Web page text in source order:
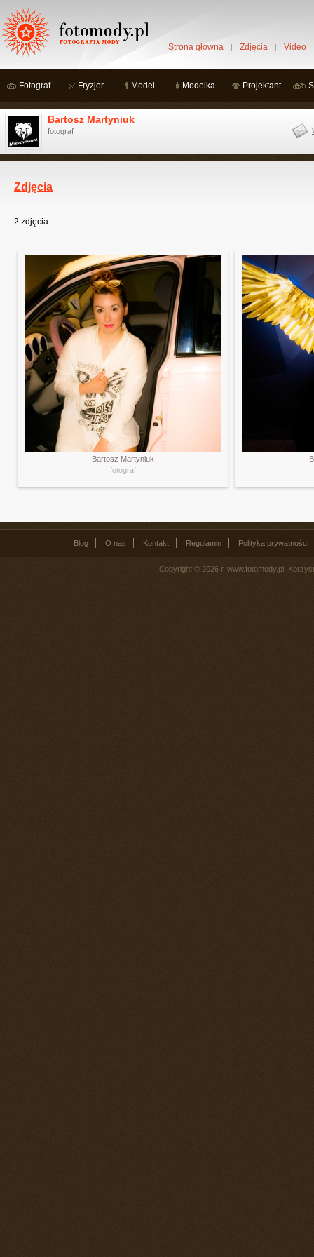
Strona główna Zdjęcia Video
Fotograf Fryzjer Model Modelka Projektant
Bartosz Martyniuk
fotograf
Zdjęcia
2 zdjęcia
Bartosz Martyniuk
fotograf
Blog O nas Kontakt Regulamin Polityka prywatności
Copyright © 2026 r. www.fotomody.pl.